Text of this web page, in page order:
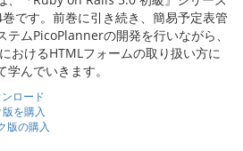
です。前巻に引き続き、簡易予定表管
テムPicoPlannerの開発を行いながら、
おけるHTMLフォームの取り扱い方に
学んでいきます。
ロード
を購入
版の購入